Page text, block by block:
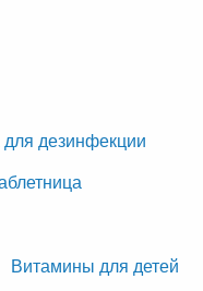
дезинфекции
Витамины для детей